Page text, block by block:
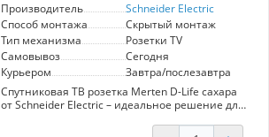
Производитель
Schneider Electric
Способ монтажа
Скрытый монтаж
Тип механизма
Розетки TV
Самовывоз
Сегодня
Курьером
Завтра/послезавтра
Спутниковая ТВ розетка Merten D-Life сахара
от Schneider Electric – идеальное решение для
интерьеров. Модель S4100-MTN4123-6033